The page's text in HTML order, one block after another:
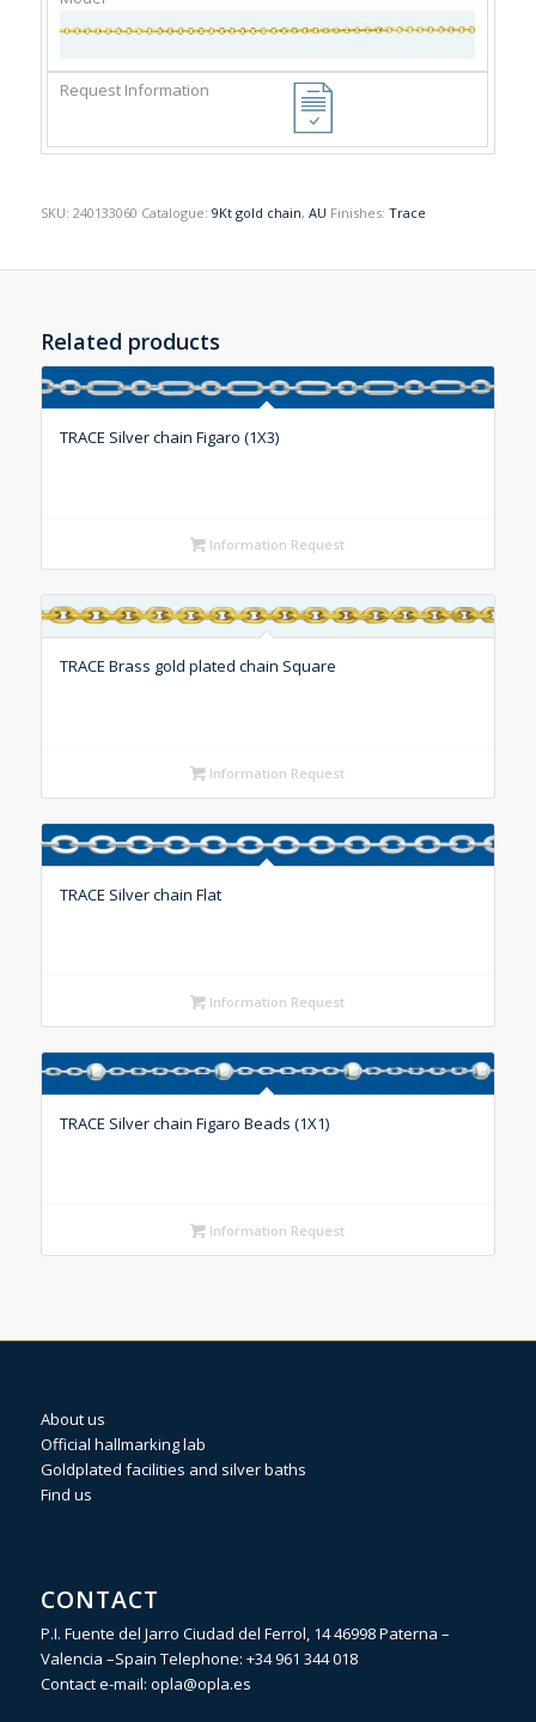
SKU: 240133060 Catalogue: 9Kt gold chain, AU Finishes: Trace
Related products
TRACE Silver chain Figaro (1X3)
Information Request
TRACE Brass gold plated chain Square
Information Request
TRACE Silver chain Flat
Information Request
TRACE Silver chain Figaro Beads (1X1)
Information Request
About us
Official hallmarking lab
Goldplated facilities and silver baths
Find us
CONTACT
P.I. Fuente del Jarro Ciudad del Ferrol, 14 46998 Paterna –
Valencia –Spain Telephone: +34 961 344 018
Contact e-mail: opla@opla.es